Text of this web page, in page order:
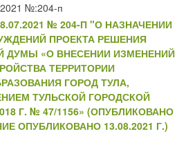
№:204-п
№ 204-П "О НАЗНАЧЕНИИ
ПРОЕКТА РЕШЕНИЯ
ДУМЫ «О ВНЕСЕНИИ ИЗМЕНЕНИЙ
ТЕРРИТОРИИ
ГОРОД ТУЛА,
ТУЛЬСКОЙ ГОРОДСКОЙ
Г. № 47/1156» (ОПУБЛИКОВАНО
ОПУБЛИКОВАНО 13.08.2021 Г.)